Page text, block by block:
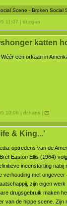
Scene - Broken Social
11:07 | dr.egan
katten
een orkaan in
10:08 | dr.hans |
& King...'
optredens van de
Easton Ellis (1964)
ineenstorting nabij
verhouding met ongeveer
zijn eigen werk
drugsgebruik maken
van de hippe scene. Zijn